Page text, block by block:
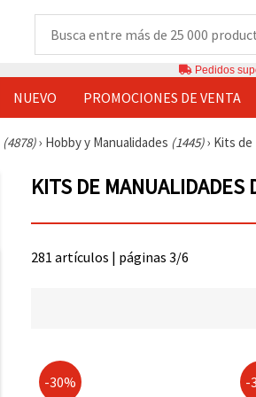
Pedidos
NUEVO PROMOCIONES DE VENTA
(4878)› Hobby y Manualidades (1445)› Kits de
KITS DE MANUALIDADES
281 artículos | páginas 3/6
-30% -